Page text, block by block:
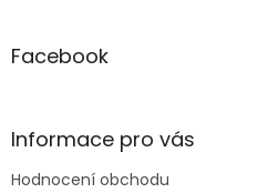
aFacebook
Informace pro vás
Hodnocení obchodu